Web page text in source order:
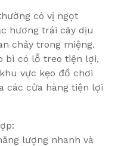
có vị ngọt
hương trái cây dịu
chảy trong miệng.
bì có lỗ treo tiện lợi,
vực kẹo đồ chơi
các cửa hàng tiện lợi
lượng nhanh và